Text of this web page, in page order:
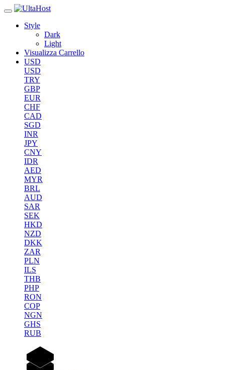
Style
Dark
Light
Visualizza Carrello
USD
USD
TRY
GBP
EUR
CHF
CAD
SGD
INR
JPY
CNY
IDR
AED
MYR
BRL
AUD
SAR
SEK
HKD
NZD
DKK
ZAR
PLN
ILS
THB
PHP
RON
COP
NGN
GHS
RUB